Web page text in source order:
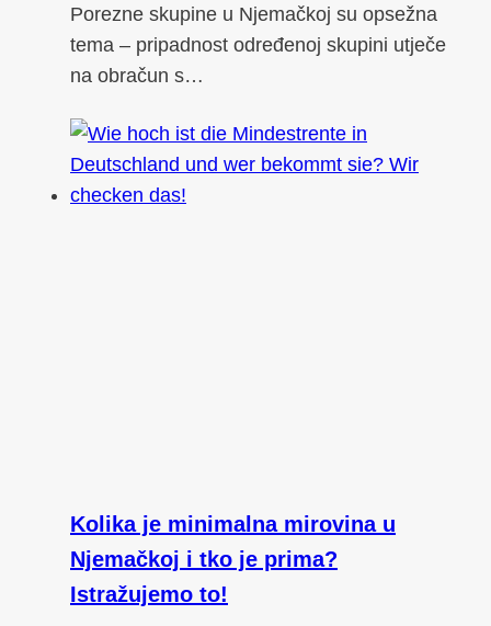
Porezne skupine u Njemačkoj su opsežna
tema – pripadnost određenoj skupini utječe
na obračun s…
Kolika je minimalna mirovina u
Njemačkoj i tko je prima?
Istražujemo to!